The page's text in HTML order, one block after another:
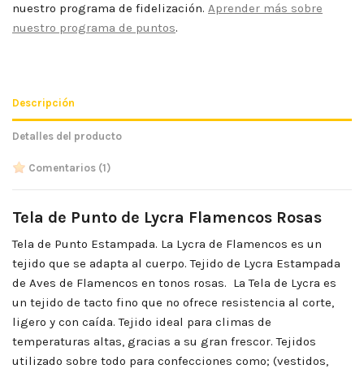
nuestro programa de fidelización. Aprender más sobre
nuestro programa de puntos.
Descripción
Detalles del producto
Comentarios (1)
Tela de Punto de Lycra Flamencos Rosas
Tela de Punto Estampada. La Lycra de Flamencos es un
tejido que se adapta al cuerpo. Tejido de Lycra Estampada
de Aves de Flamencos en tonos rosas. La Tela de Lycra es
un tejido de tacto fino que no ofrece resistencia al corte,
ligero y con caída. Tejido ideal para climas de
temperaturas altas, gracias a su gran frescor. Tejidos
utilizado sobre todo para confecciones como; (vestidos,